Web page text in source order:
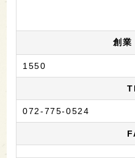
創業
1550
072-775-0524